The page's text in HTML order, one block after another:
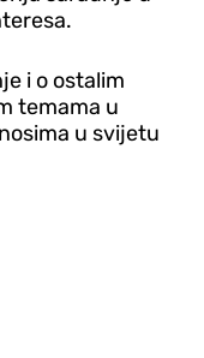
i o ostalim
temama u
u svijetu